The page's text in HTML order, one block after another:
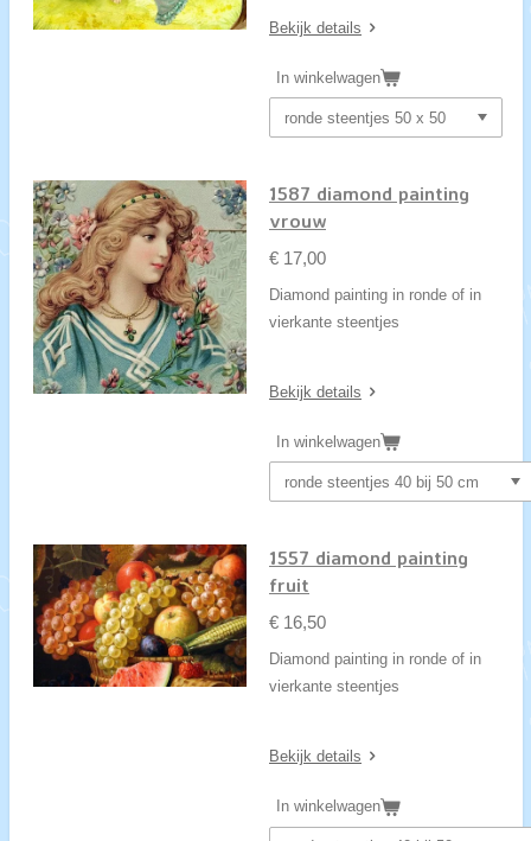
Bekijk details
In winkelwagen
1587 diamond painting
vrouw
€ 17,00
Diamond painting in ronde of in
vierkante steentjes
Bekijk details
In winkelwagen
1557 diamond painting
fruit
€ 16,50
Diamond painting in ronde of in
vierkante steentjes
Bekijk details
In winkelwagen